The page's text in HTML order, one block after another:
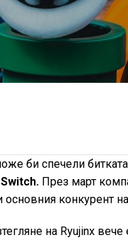
би спечели
През март
основния конкурент
на Ryujinx